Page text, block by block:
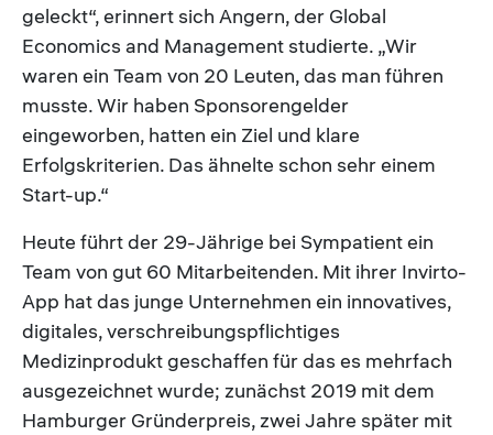
geleckt“, erinnert sich Angern, der Global
Economics and Management studierte. „Wir
waren ein Team von 20 Leuten, das man führen
musste. Wir haben Sponsorengelder
eingeworben, hatten ein Ziel und klare
Erfolgskriterien. Das ähnelte schon sehr einem
Start-up.“
Heute führt der 29-Jährige bei Sympatient ein
Team von gut 60 Mitarbeitenden. Mit ihrer Invirto-
App hat das junge Unternehmen ein innovatives,
digitales, verschreibungspflichtiges
Medizinprodukt geschaffen für das es mehrfach
ausgezeichnet wurde; zunächst 2019 mit dem
Hamburger Gründerpreis, zwei Jahre später mit